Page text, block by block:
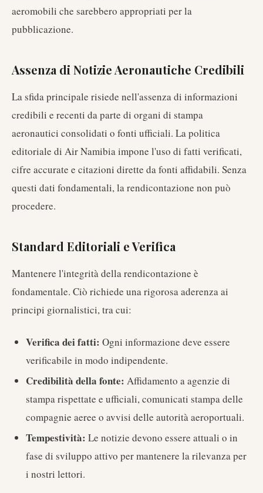
aeromobili che sarebbero appropriati per la
pubblicazione.
Assenza di Notizie Aeronautiche Credibili
La sfida principale risiede nell'assenza di informazioni
credibili e recenti da parte di organi di stampa
aeronautici consolidati o fonti ufficiali. La politica
editoriale di Air Namibia impone l'uso di fatti verificati,
cifre accurate e citazioni dirette da fonti affidabili. Senza
questi dati fondamentali, la rendicontazione non può
procedere.
Standard Editoriali e Verifica
Mantenere l'integrità della rendicontazione è
fondamentale. Ciò richiede una rigorosa aderenza ai
principi giornalistici, tra cui:
Verifica dei fatti: Ogni informazione deve essere
verificabile in modo indipendente.
Credibilità della fonte: Affidamento a agenzie di
stampa rispettate e ufficiali, comunicati stampa delle
compagnie aeree o avvisi delle autorità aeroportuali.
Tempestività: Le notizie devono essere attuali o in
fase di sviluppo attivo per mantenere la rilevanza per
i nostri lettori.